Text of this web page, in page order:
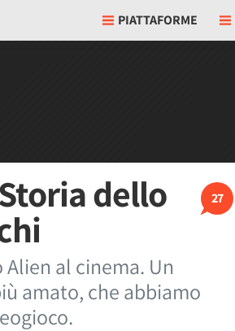
PIATTAFORME
27
dello
al cinema. Un
amato, che abbiamo